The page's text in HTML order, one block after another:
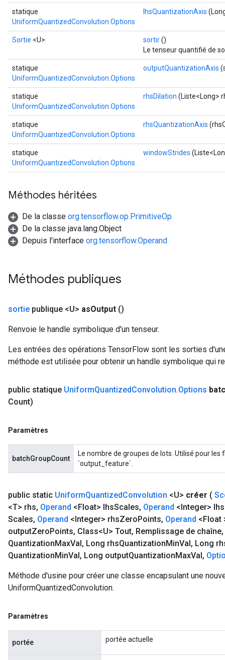
statique
UniformQuantizedConvolution.Options
lhsQuantizationAxis
Sortie <U> sortir()
Le tenseur quantifié de
statique
UniformQuantizedConvolution.Options
outputQuantizationAxis
statique
UniformQuantizedConvolution.Options
rhsDilation (Liste<Long>
statique
UniformQuantizedConvolution.Options
rhsQuantizationAxis
statique
UniformQuantizedConvolution.Options
windowStrides
Méthodes héritées
De la classe org.tensorflow.op.PrimitiveOp
De la classe java.lang.Object
Depuis l'interface org.tensorflow.Operand
Méthodes publiques
sortie publique <U> asOutput ()
Renvoie le handle symbolique d'un tenseur.
Les entrées des opérations TensorFlow sont les sorties
méthode est utilisée pour obtenir un handle symbolique qui
public statique UniformQuantizedConvolution.Options
Count)
Paramètres
batchGroupCount
Le nombre de groupes de lots. Utilisé pour
`output_feature`.
public static UniformQuantizedConvolution <U> créer (
<T> rhs, Operand <Float> lhsScales, Operand <Integer> lhs
Scales, Operand <Integer> rhsZeroPoints, Operand <Float
outputZeroPoints, Class<U> Tout, Remplissage de chaîne,
QuantizationMaxVal, Long rhsQuantizationMinVal, Long
QuantizationMinVal, Long outputQuantizationMaxVal,
Méthode d'usine pour créer une classe encapsulant une
UniformQuantizedConvolution.
Paramètres
portée portée actuelle